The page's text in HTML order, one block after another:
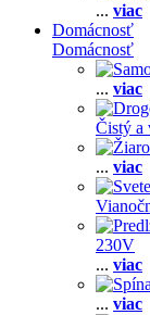
... viac
Domácnosť
Domácnosť
... viac
Čistý a
... viac
230V
... viac
... viac